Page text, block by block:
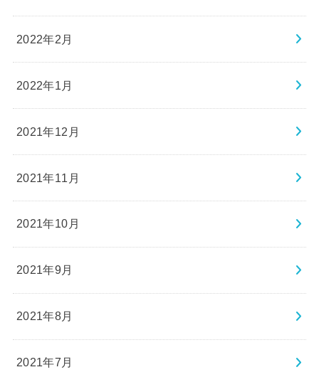
2022年2月
2022年1月
2021年12月
2021年11月
2021年10月
2021年9月
2021年8月
2021年7月